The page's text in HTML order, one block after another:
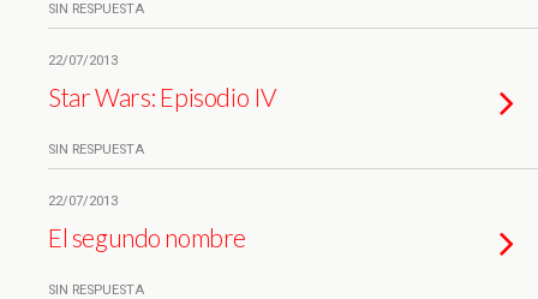
SIN RESPUESTA
22/07/2013
Star Wars: Episodio IV
SIN RESPUESTA
22/07/2013
El segundo nombre
SIN RESPUESTA